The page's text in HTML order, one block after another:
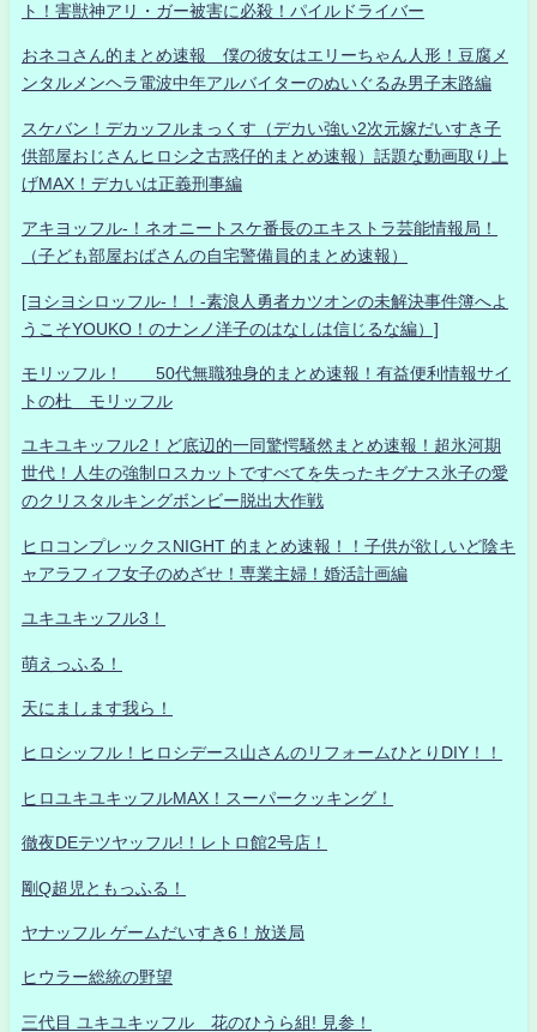
ト！害獣神アリ・ガー被害に必殺！パイルドライバー
おネコさん的まとめ速報 僕の彼女はエリーちゃん人形！豆腐メ
ンタルメンヘラ電波中年アルバイターのぬいぐるみ男子末路編
スケバン！デカッフルまっくす（デカい強い2次元嫁だいすき子
供部屋おじさんヒロシ之古惑仔的まとめ速報）話題な動画取り上
げMAX！デカいは正義刑事編
アキヨッフル-！ネオニートスケ番長のエキストラ芸能情報局！
（子ども部屋おばさんの自宅警備員的まとめ速報）
[ヨシヨシロッフル-！！-素浪人勇者カツオンの未解決事件簿へよ
うこそYOUKO！のナンノ洋子のはなしは信じるな編）]
モリッフル！ 50代無職独身的まとめ速報！有益便利情報サイ
トの杜 モリッフル
ユキユキッフル2！ど底辺的一同驚愕騒然まとめ速報！超氷河期
世代！人生の強制ロスカットですべてを失ったキグナス氷子の愛
のクリスタルキングボンビー脱出大作戦
ヒロコンプレックスNIGHT 的まとめ速報！！子供が欲しいど陰キ
ャアラフィフ女子のめざせ！専業主婦！婚活計画編
ユキユキッフル3！
萌えっふる！
天にまします我ら！
ヒロシッフル！ヒロシデース山さんのリフォームひとりDIY！！
ヒロユキユキッフルMAX！スーパークッキング！
徹夜DEテツヤッフル!！レトロ館2号店！
剛Q超児ともっふる！
ヤナッフル ゲームだいすき6！放送局
ヒウラー総統の野望
三代目 ユキユキッフル 花のひうら組! 見参！